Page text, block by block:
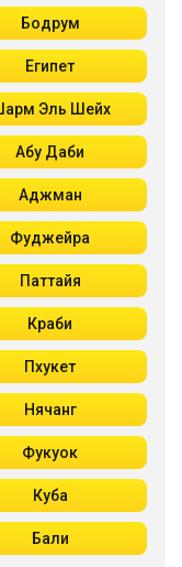
Бодрум
Египет
Эль Шейх
Абу Даби
Аджман
Фуджейра
Паттайя
Краби
Пхукет
Нячанг
Фукуок
Куба
Бали